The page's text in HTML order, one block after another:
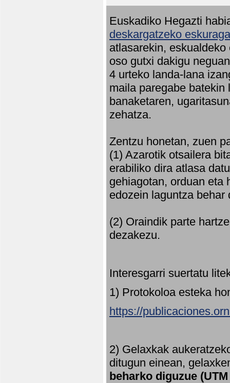
Euskadiko Hegazti
deskargatzeko
atlasarekin,
oso gutxi dakigu
4 urteko landa-lana
maila paregabe
banaketaren,
zehatza.
Zentzu honetan, zuen
(1) Azarotik otsailera
erabiliko dira atlasa
gehiagotan, orduan eta
edozein laguntza behar
(2) Oraindik parte
dezakezu.
Interesgarri suertatu
1) Protokoloa esteka
https://
2) Gelaxkak
ditugun einean,
beharko diguzue